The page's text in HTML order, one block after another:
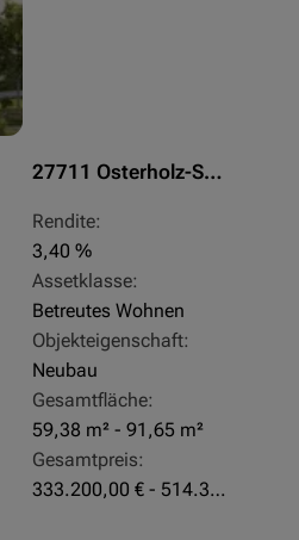
27711 Osterholz-Scharmbeck
Rendite:
3,40 %
Assetklasse:
Betreutes Wohnen
Objekteigenschaft:
Neubau
Gesamtfläche:
59,38 m² - 91,65 m²
Gesamtpreis:
333.200,00 € - 514.310,00 €